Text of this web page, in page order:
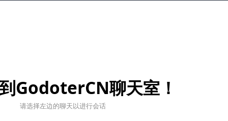
GodoterCN聊天室！
请选择左边的聊天以进行会话